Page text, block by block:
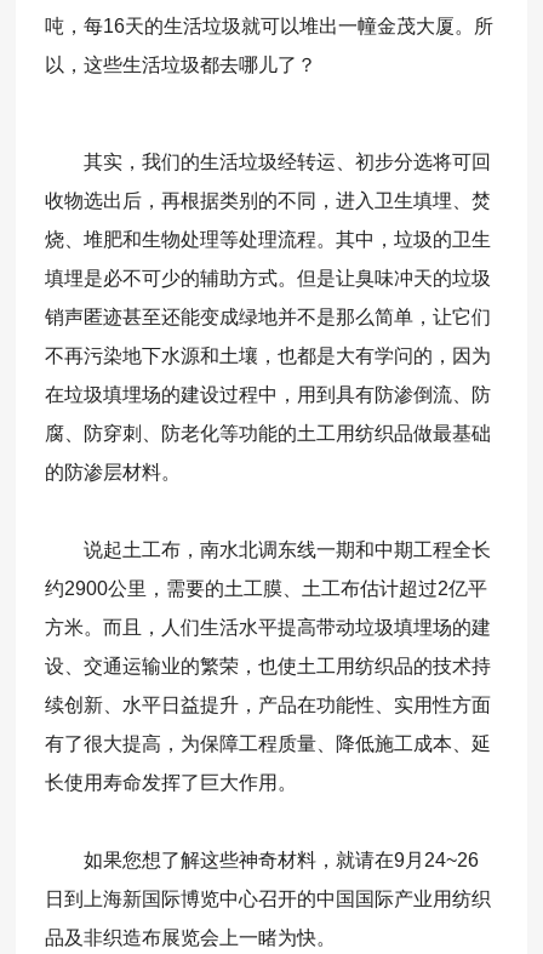
吨，每16天的生活垃圾就可以堆出一幢金茂大厦。所
以，这些生活垃圾都去哪儿了？
其实，我们的生活垃圾经转运、初步分选将可回
收物选出后，再根据类别的不同，进入卫生填埋、焚
烧、堆肥和生物处理等处理流程。其中，垃圾的卫生
填埋是必不可少的辅助方式。但是让臭味冲天的垃圾
销声匿迹甚至还能变成绿地并不是那么简单，让它们
不再污染地下水源和土壤，也都是大有学问的，因为
在垃圾填埋场的建设过程中，用到具有防渗倒流、防
腐、防穿刺、防老化等功能的土工用纺织品做最基础
的防渗层材料。
说起土工布，南水北调东线一期和中期工程全长
约2900公里，需要的土工膜、土工布估计超过2亿平
方米。而且，人们生活水平提高带动垃圾填埋场的建
设、交通运输业的繁荣，也使土工用纺织品的技术持
续创新、水平日益提升，产品在功能性、实用性方面
有了很大提高，为保障工程质量、降低施工成本、延
长使用寿命发挥了巨大作用。
如果您想了解这些神奇材料，就请在9月24~26
日到上海新国际博览中心召开的中国国际产业用纺织
品及非织造布展览会上一睹为快。